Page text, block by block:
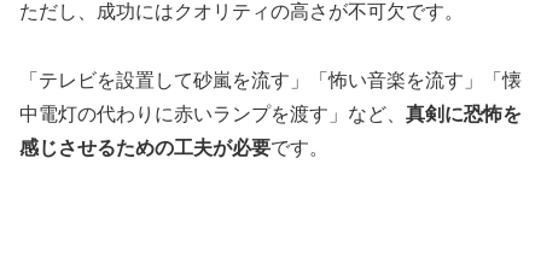
ただし、成功にはクオリティの高さが不可欠です。
「テレビを設置して砂嵐を流す」「怖い音楽を流す」「懐
中電灯の代わりに赤いランプを渡す」など、 真剣に恐怖を
感じさせるための工夫が必要です。